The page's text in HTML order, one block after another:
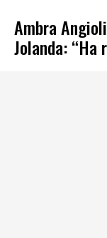
Ambra
Jolanda: “Ha